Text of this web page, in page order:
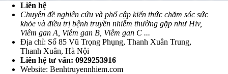
Liên hệ
Chuyên đề nghiên cứu và phổ cập kiến thức chăm sóc sức
khỏe và điều trị bệnh truyền nhiễm thường gặp như Hiv,
Viêm gan A, Viêm gan B, Viêm gan C ...
Địa chỉ: Số 85 Vũ Trọng Phụng, Thanh Xuân Trung,
Thanh Xuân, Hà Nội
Liên hệ tư vấn: 0929253916
Website: Benhtruyennhiem.com